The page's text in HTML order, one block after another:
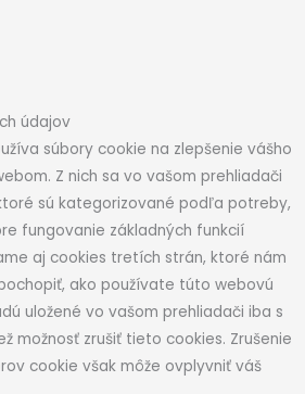
údajov
súbory cookie na zlepšenie vášho
Z nich sa vo vašom prehliadači
sú kategorizované podľa potreby,
fungovanie základných funkcií
aj cookies tretích strán, ktoré nám
ako používate túto webovú
uložené vo vašom prehliadači iba s
možnosť zrušiť tieto cookies. Zrušenie
cookie však môže ovplyvniť váš